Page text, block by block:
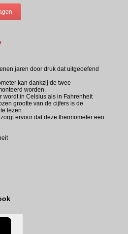
jaren door druk dat uitgeoefend
kan dankzij de twee
worden.
wordt in Celsius als in Fahrenheit
grootte van de cijfers is de
lezen.
ervoor dat deze thermometer een